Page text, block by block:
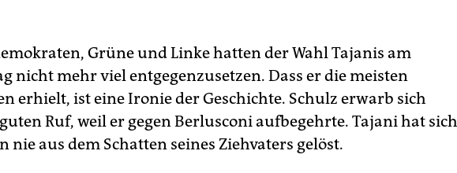
Grüne und Linke hatten der Wahl Tajanis am
nicht mehr viel entgegenzusetzen. Dass er die meisten
erhielt, ist eine Ironie der Geschichte. Schulz erwarb sich
Ruf, weil er gegen Berlusconi aufbegehrte. Tajani hat sich
nie aus dem Schatten seines Ziehvaters gelöst.